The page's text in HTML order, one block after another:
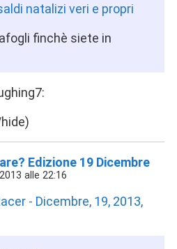
natalizi veri e propri
finchè siete in
Edizione 19 Dicembre
alle 22:16
- Dicembre, 19, 2013,